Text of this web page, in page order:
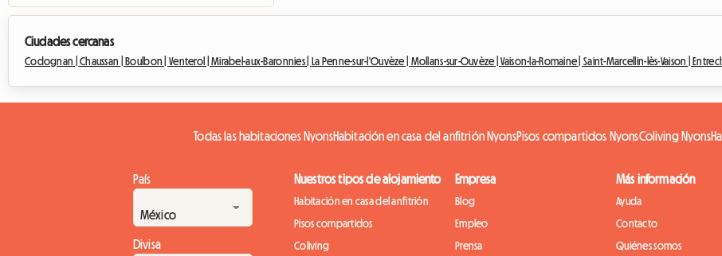
Ciudades cercanas
Codognan |Chaussan | Boulbon | Venterol |Mirabel-aux-Baronnies | La Penne-sur-l'Ouvèze | Mollans-sur-Ouvèze |Vaison-la-Romaine |Saint-Marcellin-lès-Vaison |
Todas las habitaciones NyonsHabitación en casa del anfitrión NyonsPisos compartidos NyonsColiving Nyons
País
Divisa
Nuestros tipos de alojamiento
Habitación en casa del anfitrión
Pisos compartidos
Coliving
Empresa
Blog
Empleo
Prensa
Más información
Ayuda
Contacto
Quiénes somos